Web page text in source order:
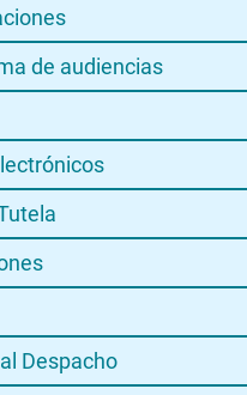
de audiencias
Despacho